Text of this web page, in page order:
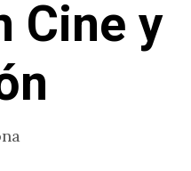
Cine y